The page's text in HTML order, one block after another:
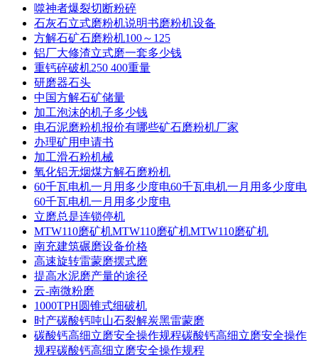
噬神者爆裂切断粉碎
石灰石立式磨粉机说明书磨粉机设备
方解石矿石磨粉机100～125
铝厂大修渣立式磨一套多少钱
重钙碎破机250 400重量
研磨器石头
中国方解石矿储量
加工泡沫的机子多少钱
电石泥磨粉机报价有哪些矿石磨粉机厂家
办理矿用申请书
加工滑石粉机械
氧化铝无烟煤方解石磨粉机
60千瓦电机一月用多少度电60千瓦电机一月用多少度电
60千瓦电机一月用多少度电
立磨总是连锁停机
MTW110磨矿机MTW110磨矿机MTW110磨矿机
南充建筑碾磨设备价格
高速旋转雷蒙磨摆式磨
提高水泥磨产量的途径
云-南微粉磨
1000TPH圆锥式细破机
时产碳酸钙吨山石裂解炭黑雷蒙磨
碳酸钙高细立磨安全操作规程碳酸钙高细立磨安全操作
规程碳酸钙高细立磨安全操作规程